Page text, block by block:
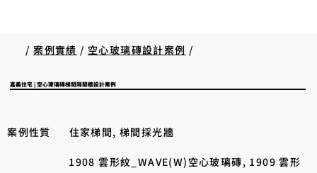
/案例實績 / 空心玻璃磚設計案例 /
案例性質 住家梯間, 梯間採光牆
1908 雲形紋_WAVE(W)空心玻璃磚, 1909 雲形
嘉義住宅 | 空心玻璃磚梯間隔間牆設計案例